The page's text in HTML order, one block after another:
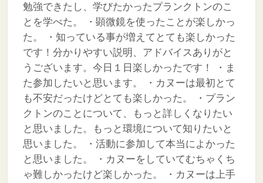
勉強できたし、学びたかったプランクトンのこ
とを学べた。
・顕微鏡を使ったことが楽しかっ
た。
・知っている事が増えてとても楽しかった
です！分かりやすい説明、アドバイスありがと
うございます。今日１日楽しかったです！
・ま
た参加したいと思います。
・カヌーは最初とて
も不安だったけどとても楽しかった。
・プラン
クトンのことについて、もっと詳しくなりたい
と思いました。もっと環境について知りたいと
思いました。
・活動に参加して本当によかった
と思いました。
・カヌーをしていてむちゃくち
ゃ難しかったけど楽しかった。
・カヌーは上手